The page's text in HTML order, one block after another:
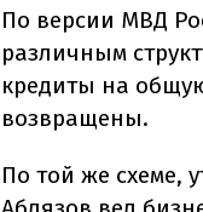
По версии МВД
различным
кредиты на
возвращены.
По той же схеме,